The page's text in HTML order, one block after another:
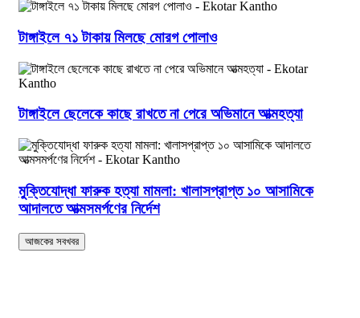
টাঙ্গাইলে ৭১ টাকায় মিলছে মোরগ পোলাও
টাঙ্গাইলে ছেলেকে কাছে রাখতে না পেরে অভিমানে আত্মহত্যা
মুক্তিযোদ্ধা ফারুক হত্যা মামলা: খালাসপ্রাপ্ত ১০ আসামিকে
আদালতে আত্মসমর্পণের নির্দেশ